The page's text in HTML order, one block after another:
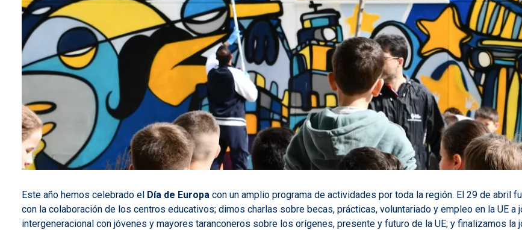
Este año hemos celebrado el Día de Europa con un amplio programa de actividades por toda la región. El 29 de abril
con la colaboración de los centros educativos; dimos charlas sobre becas, prácticas, voluntariado y empleo en la UE
intergeneracional con jóvenes y mayores taranconeros sobre los orígenes, presente y futuro de la UE; y finalizamos la